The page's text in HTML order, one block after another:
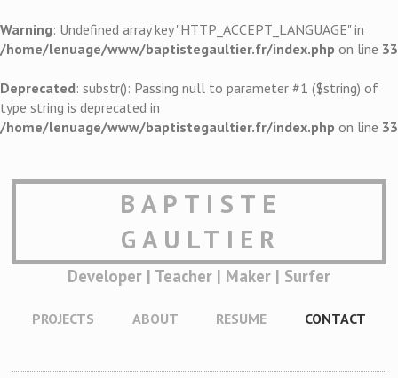
Warning: Undefined array key "HTTP_ACCEPT_LANGUAGE" in
/home/lenuage/www/baptistegaultier.fr/index.php on line 33
Deprecated: substr(): Passing null to parameter #1 ($string) of
type string is deprecated in
/home/lenuage/www/baptistegaultier.fr/index.php on line 33
BAPTISTE
GAULTIER
Developer | Teacher | Maker | Surfer
PROJECTS ABOUT RESUME CONTACT